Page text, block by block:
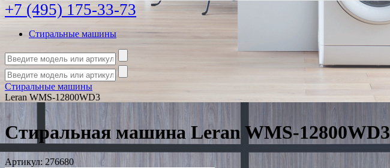
+7 (495) 175-33-73
Стиральные машины
Стиральные машины
Leran WMS-12800WD3
Стиральная машина Leran WMS-12800WD3
Артикул: 276680